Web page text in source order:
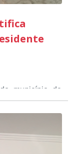
município de
fim de semana,
indícios de
central de
Civil Municipal,
comprovada,
bem